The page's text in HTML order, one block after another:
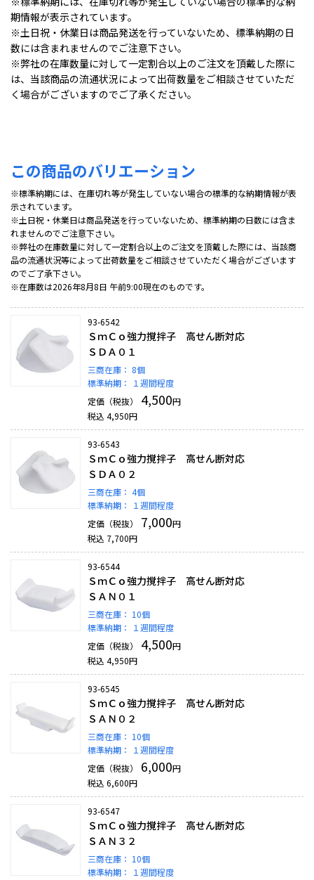
期情報が表示されています。
※土日祝・休業日は商品発送を行っていないため、標準納期の日
数には含まれませんのでご注意下さい。
※弊社の在庫数量に対して一定割合以上のご注文を頂戴した際に
は、当該商品の流通状況によって出荷数量をご相談させていただ
く場合がございますのでご了承ください。
この商品のバリエーション
※標準納期には、在庫切れ等が発生していない場合の標準的な納期情報が表
示されています。
※土日祝・休業日は商品発送を行っていないため、標準納期の日数には含ま
れませんのでご注意下さい。
※弊社の在庫数量に対して一定割合以上のご注文を頂戴した際には、当該商
品の流通状況等によって出荷数量をご相談させていただく場合がございます
のでご了承下さい。
※在庫数は2026年8月8日 午前9:00現在のものです。
93-6542
ＳｍＣｏ強力撹拌子 高せん断対応
ＳＤＡ０１
三商在庫： 8個
標準納期：
１週間程度
定価（税抜）
4,500円
税込 4,950円
93-6543
ＳｍＣｏ強力撹拌子 高せん断対応
ＳＤＡ０２
三商在庫： 4個
標準納期：
１週間程度
定価（税抜）
7,000円
税込 7,700円
93-6544
ＳｍＣｏ強力撹拌子 高せん断対応
ＳＡＮ０１
三商在庫： 10個
標準納期：
１週間程度
定価（税抜）
4,500円
税込 4,950円
93-6545
ＳｍＣｏ強力撹拌子 高せん断対応
ＳＡＮ０２
三商在庫： 10個
標準納期：
１週間程度
定価（税抜）
6,000円
税込 6,600円
93-6547
ＳｍＣｏ強力撹拌子 高せん断対応
ＳＡＮ３２
三商在庫： 10個
標準納期：
１週間程度